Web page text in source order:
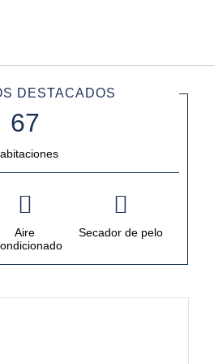
DESTACADOS
Aire
Secador de pelo